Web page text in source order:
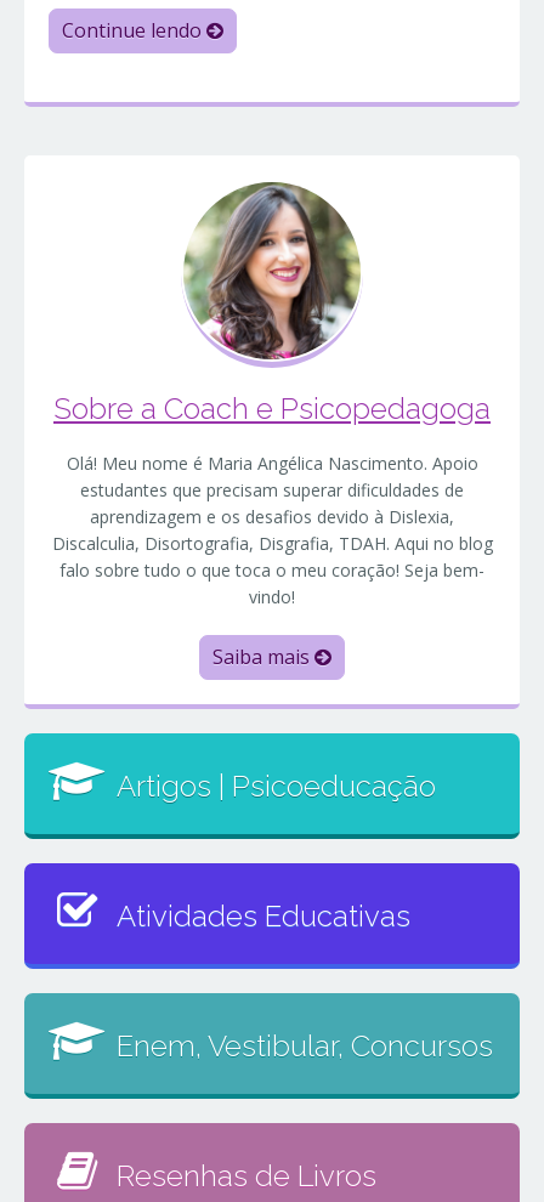
Continue lendo
Sobre a Coach e Psicopedagoga
Olá! Meu nome é Maria Angélica Nascimento. Apoio
estudantes que precisam superar dificuldades de
aprendizagem e os desafios devido à Dislexia,
Discalculia, Disortografia, Disgrafia, TDAH. Aqui no blog
falo sobre tudo o que toca o meu coração! Seja bem-
vindo!
Saiba mais
Artigos | Psicoeducação
Atividades Educativas
Enem, Vestibular, Concursos
Resenhas de Livros